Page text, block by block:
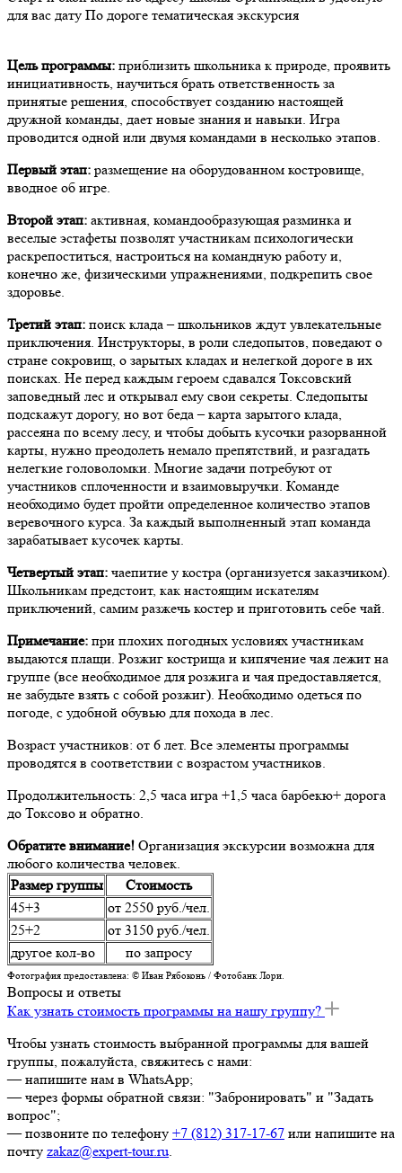
для вас дату По дороге тематическая экскурсия
Цель программы: приблизить школьника к природе, проявить
инициативность, научиться брать ответственность за
принятые решения, способствует созданию настоящей
дружной команды, дает новые знания и навыки. Игра
проводится одной или двумя командами в несколько этапов.
Первый этап: размещение на оборудованном костровище,
вводное об игре.
Второй этап: активная, командообразующая разминка и
веселые эстафеты позволят участникам психологически
раскрепоститься, настроиться на командную работу и,
конечно же, физическими упражнениями, подкрепить свое
здоровье.
Третий этап: поиск клада – школьников ждут увлекательные
приключения. Инструкторы, в роли следопытов, поведают о
стране сокровищ, о зарытых кладах и нелегкой дороге в их
поисках. Не перед каждым героем сдавался Токсовский
заповедный лес и открывал ему свои секреты. Следопыты
подскажут дорогу, но вот беда – карта зарытого клада,
рассеяна по всему лесу, и чтобы добыть кусочки разорванной
карты, нужно преодолеть немало препятствий, и разгадать
нелегкие головоломки. Многие задачи потребуют от
участников сплоченности и взаимовыручки. Команде
необходимо будет пройти определенное количество этапов
веревочного курса. За каждый выполненный этап команда
зарабатывает кусочек карты.
Четвертый этап: чаепитие у костра (организуется заказчиком).
Школьникам предстоит, как настоящим искателям
приключений, самим разжечь костер и приготовить себе чай.
Примечание: при плохих погодных условиях участникам
выдаются плащи. Розжиг кострища и кипячение чая лежит на
группе (все необходимое для розжига и чая предоставляется,
не забудьте взять с собой розжиг). Необходимо одеться по
погоде, с удобной обувью для похода в лес.
Возраст участников: от 6 лет. Все элементы программы
проводятся в соответствии с возрастом участников.
Продолжительность: 2,5 часа игра +1,5 часа барбекю+ дорога
до Токсово и обратно.
Обратите внимание! Организация экскурсии возможна для
любого количества человек.
Размер группы
Стоимость
45+3
от 2550 руб./чел.
25+2
от 3150 руб./чел.
другое кол-во
по запросу
Фотография предоставлена: © Иван Рябоконь / Фотобанк Лори.
Вопросы и ответы
Как узнать стоимость программы на нашу группу?
Чтобы узнать стоимость выбранной программы для вашей
группы, пожалуйста, свяжитесь с нами:
— напишите нам в WhatsApp;
— через формы обратной связи: "Забронировать" и "Задать
вопрос";
— позвоните по телефону +7 (812) 317-17-67 или напишите на
почту zakaz@expert-tour.ru.